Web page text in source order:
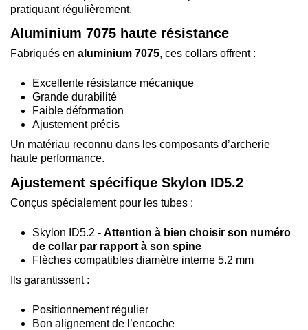
pratiquant régulièrement.
Aluminium 7075 haute résistance
Fabriqués en aluminium 7075, ces collars offrent :
Excellente résistance mécanique
Grande durabilité
Faible déformation
Ajustement précis
Un matériau reconnu dans les composants d’archerie
haute performance.
Ajustement spécifique Skylon ID5.2
Conçus spécialement pour les tubes :
Skylon ID5.2 - Attention à bien choisir son numéro
de collar par rapport à son spine
Flèches compatibles diamètre interne 5.2 mm
Ils garantissent :
Positionnement régulier
Bon alignement de l’encoche